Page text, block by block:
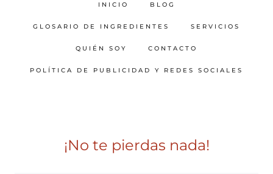
INICIO BLOG
GLOSARIO DE INGREDIENTES SERVICIOS
QUIÉN SOY CONTACTO
POLÍTICA DE PUBLICIDAD Y REDES SOCIALES
¡No te pierdas nada!